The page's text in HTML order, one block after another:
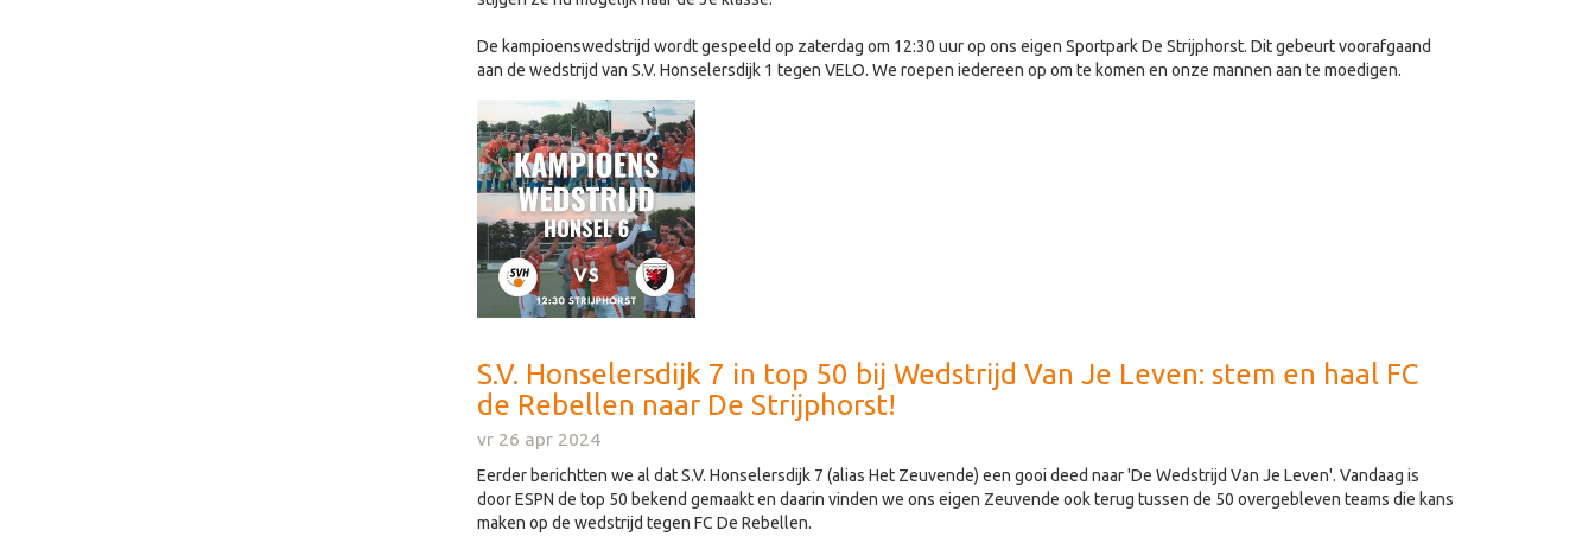
De kampioenswedstrijd wordt gespeeld op zaterdag om 12:30 uur op ons eigen Sportpark De Strijphorst. Dit gebeurt voorafgaand
aan de wedstrijd van S.V. Honselersdijk 1 tegen VELO. We roepen iedereen op om te komen en onze mannen aan te moedigen.
S.V. Honselersdijk 7 in top 50 bij Wedstrijd Van Je Leven: stem en haal FC
de Rebellen naar De Strijphorst!
vr 26 apr 2024
Eerder berichtten we al dat S.V. Honselersdijk 7 (alias Het Zeuvende) een gooi deed naar 'De Wedstrijd Van Je Leven'. Vandaag is
door ESPN de top 50 bekend gemaakt en daarin vinden we ons eigen Zeuvende ook terug tussen de 50 overgebleven teams die kans
maken op de wedstrijd tegen FC De Rebellen.